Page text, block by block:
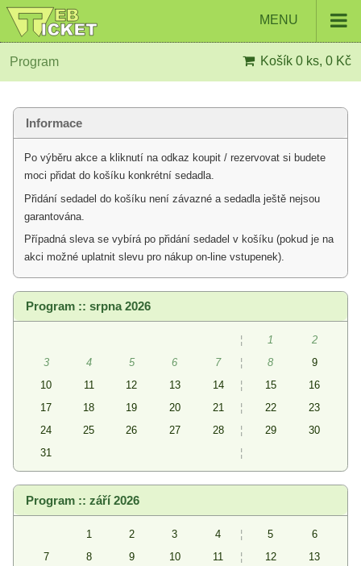
MENU
Program Košík 0 ks, 0 Kč
Informace
Po výběru akce a kliknutí na odkaz koupit / rezervovat si budete
moci přidat do košíku konkrétní sedadla.
Přidání sedadel do košíku není závazné a sedadla ještě nejsou
garantována.
Případná sleva se vybírá po přidání sedadel v košíku (pokud je na
akci možné uplatnit slevu pro nákup on-line vstupenek).
Program :: srpna 2026
¦ 1
2
3
4 5 6 7 ¦ 8
9
10
11 12 13 14 ¦ 15
16
17
18 19 20 21 ¦ 22
23
24
25 26 27 28 ¦ 29
30
31
¦
Program :: září 2026
1 2 3 4 ¦ 5
6
7
8 9 10 11 ¦ 12
13